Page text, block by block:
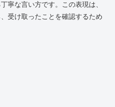
寧な言い方です。この表現は、
受け取ったことを確認するため